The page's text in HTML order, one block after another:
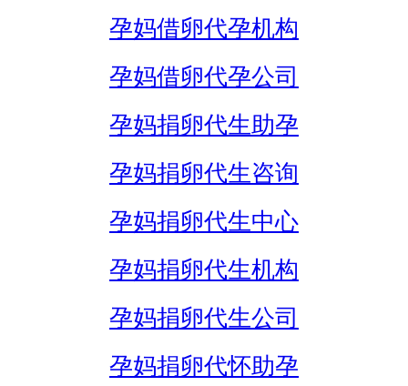
孕妈借卵代孕机构
孕妈借卵代孕公司
孕妈捐卵代生助孕
孕妈捐卵代生咨询
孕妈捐卵代生中心
孕妈捐卵代生机构
孕妈捐卵代生公司
孕妈捐卵代怀助孕